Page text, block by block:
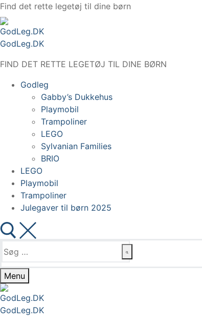
Spring
til
indhold
Find det rette legetøj til dine børn
GodLeg.DK
FIND DET RETTE LEGETØJ TIL DINE BØRN
Godleg
Gabby’s Dukkehus
Playmobil
Trampoliner
LEGO
Sylvanian Families
BRIO
LEGO
Playmobil
Trampoliner
Julegaver til børn 2025
Søg
efter:
Menu
GodLeg.DK